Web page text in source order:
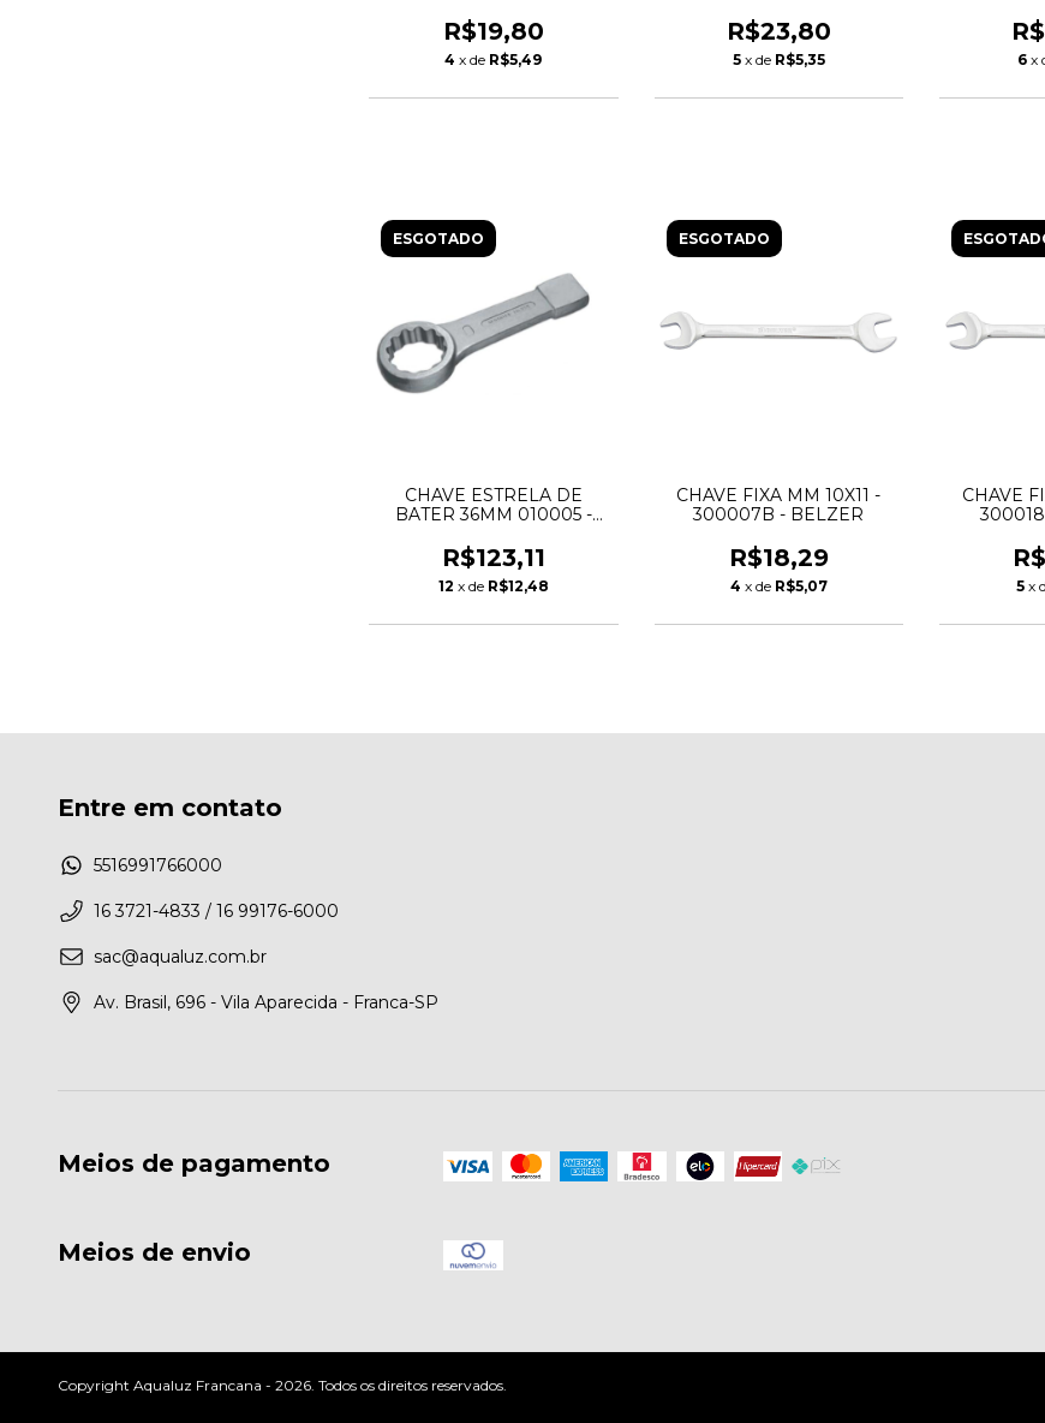
R$19,80
4 x de R$5,49
R$23,80
5 x de R$5,35 6 x
ESGOTADO
CHAVE ESTRELA DE
BATER 36MM 010005 -
R$123,11
12 x de R$12,48
ESGOTADO
CHAVE FIXA MM 10X11 -
300007B - BELZER
R$18,29
4 x de R$5,07
CHAVE
5 x
Entre em contato
5516991766000
16 3721-4833 / 16 99176-6000
sac@aqualuz.com.br
Av. Brasil, 696 - Vila Aparecida - Franca-SP
Meios de pagamento
Meios de envio
Copyright Aqualuz Francana - 2026. Todos os direitos reservados.